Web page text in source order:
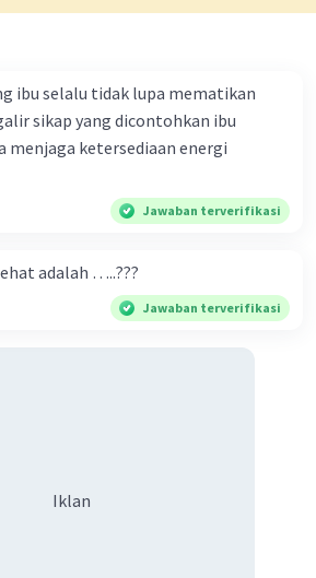
ibu selalu tidak lupa mematikan
sikap yang dicontohkan ibu
menjaga ketersediaan energi
Jawaban terverifikasi
adalah …..???
Jawaban terverifikasi
Iklan